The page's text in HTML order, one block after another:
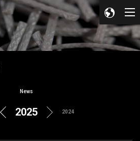
News
2025 2024